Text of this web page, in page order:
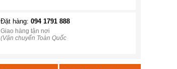
Đặt hàng: 094 1791 888
Giao hàng tận nơi
(Vận chuyển Toàn Quốc